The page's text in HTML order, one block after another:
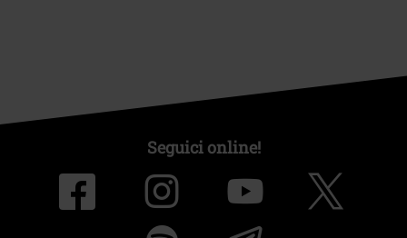
Seguici online!